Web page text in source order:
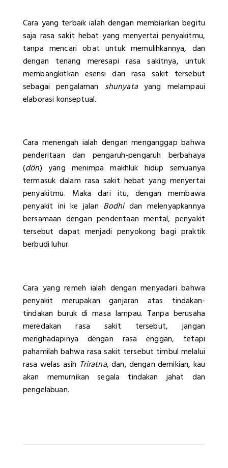
Cara yang terbaik ialah dengan membiarkan begitu
saja rasa sakit hebat yang menyertai penyakitmu,
tanpa mencari obat untuk memulihkannya, dan
dengan tenang meresapi rasa sakitnya, untuk
membangkitkan esensi dari rasa sakit tersebut
sebagai pengalaman shunyata yang melampaui
elaborasi konseptual.
Cara menengah ialah dengan menganggap bahwa
penderitaan dan pengaruh-pengaruh berbahaya
(dön) yang menimpa makhluk hidup semuanya
termasuk dalam rasa sakit hebat yang menyertai
penyakitmu. Maka dari itu, dengan membawa
penyakit ini ke jalan Bodhi dan melenyapkannya
bersamaan dengan penderitaan mental, penyakit
tersebut dapat menjadi penyokong bagi praktik
berbudi luhur.
Cara yang remeh ialah dengan menyadari bahwa
penyakit merupakan ganjaran atas tindakan-
tindakan buruk di masa lampau. Tanpa berusaha
meredakan rasa sakit tersebut, jangan
menghadapinya dengan rasa enggan, tetapi
pahamilah bahwa rasa sakit tersebut timbul melalui
rasa welas asih Triratna, dan, dengan demikian, kau
akan memurnikan segala tindakan jahat dan
pengelabuan.